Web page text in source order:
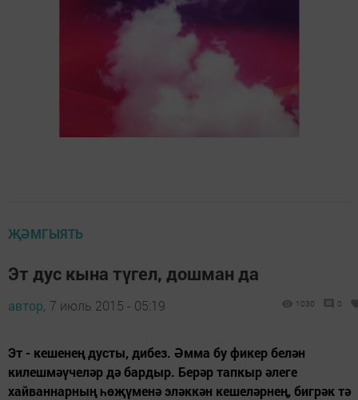
ҖӘМГЫЯТЬ
Эт дус кына түгел, дошман да
автор, 7 июль 2015 - 05:19 1030 0
Эт - кешенең дусты, дибез. Әмма бу фикер белән
килешмәүчеләр дә бардыр. Берәр тапкыр әлеге
хайваннарның һөҗүменә эләккән кешеләрнең, бигрәк тә